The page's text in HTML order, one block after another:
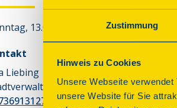
Zustimmung
Hinweis zu Cookies
Unsere Webseite
unsere Website für Sie
13.09.2026 10:00 - 17:00 Uhr
Liebing
Wolkenstein